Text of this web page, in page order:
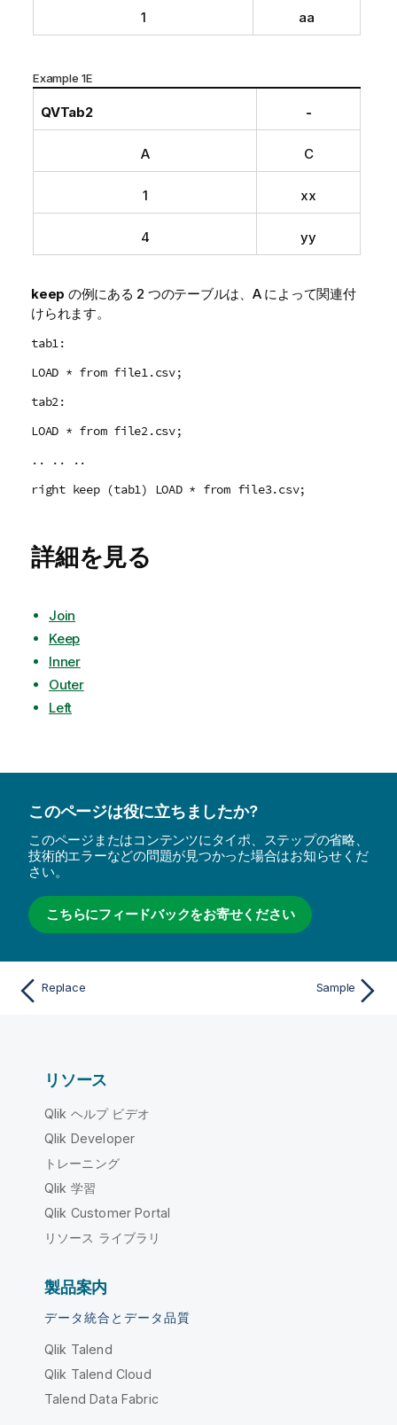
1 aa
Example 1E
QVTab2 -
A C
1 xx
4 yy
keep の例にある 2 つのテーブルは、 Aによって関連付
けられます。
tab1:
LOAD * from file1.csv;
tab2:
LOAD * from file2.csv;
.. .. ..
right keep (tab1) LOAD * from file3.csv;
詳細を見る
Join
Keep
Inner
Outer
Left
このページは役に立ちましたか?
このページまたはコンテンツにタイポ、ステップの省略、
技術的エラーなどの問題が見つかった場合はお知らせくだ
さい。
こちらにフィードバックをお寄せください
Replace Sample
リソース
Qlik ヘルプ ビデオ
Qlik Developer
トレーニング
Qlik 学習
Qlik Customer Portal
リソース ライブラリ
製品案内
データ統合とデータ品質
Qlik Talend
Qlik Talend Cloud
Talend Data Fabric